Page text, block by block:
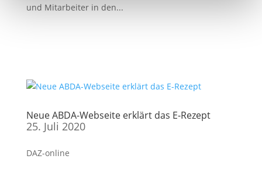
und Mitarbeiter in den...
Neue ABDA-Webseite erklärt das E-Rezept
25. Juli 2020
DAZ-online